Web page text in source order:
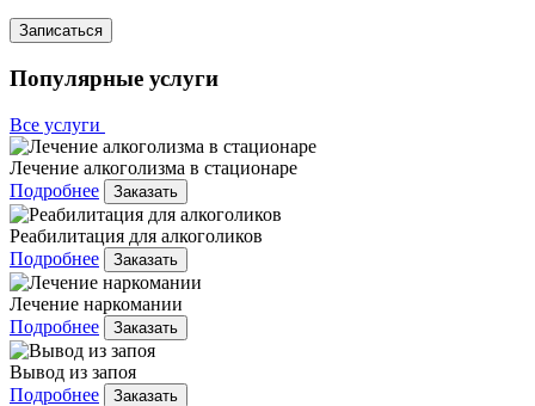
Записаться
Популярные услуги
Все услуги
Лечение алкоголизма в стационаре
Подробнее
Заказать
Реабилитация для алкоголиков
Подробнее
Заказать
Лечение наркомании
Подробнее
Заказать
Вывод из запоя
Подробнее
Заказать